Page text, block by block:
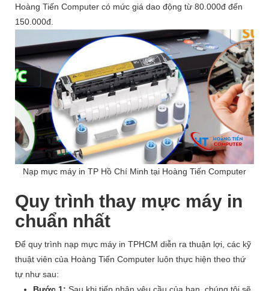
Hoàng Tiến Computer có mức giá dao động từ 80.000đ đến
150.000đ.
Nạp mực máy in TP Hồ Chí Minh tại Hoàng Tiến Computer
Quy trình thay mực máy in
chuẩn nhất
Để quy trình nạp mực máy in TPHCM diễn ra thuận lợi, các kỹ
thuật viên của Hoàng Tiến Computer luôn thực hiện theo thứ
tự như sau:
Bước 1: Sau khi tiếp nhận yêu cầu của bạn, chúng tôi sẽ